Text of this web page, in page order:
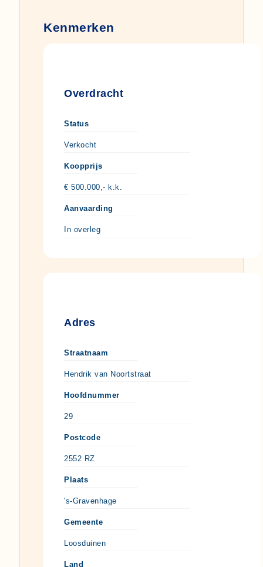
Kenmerken
Overdracht
Status
Verkocht
Koopprijs
€ 500.000,- k.k.
Aanvaarding
In overleg
Adres
Straatnaam
Hendrik van Noortstraat
Hoofdnummer
29
Postcode
2552 RZ
Plaats
's-Gravenhage
Gemeente
Loosduinen
Land